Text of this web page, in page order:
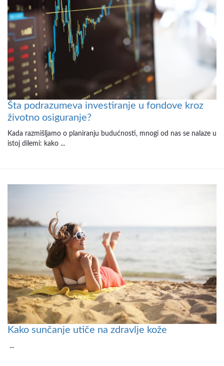
Šta podrazumeva investiranje u fondove kroz
životno osiguranje?
Kada razmišljamo o planiranju budućnosti, mnogi od nas se nalaze u
istoj dilemi: kako ...
Kako sunčanje utiče na zdravlje kože
...